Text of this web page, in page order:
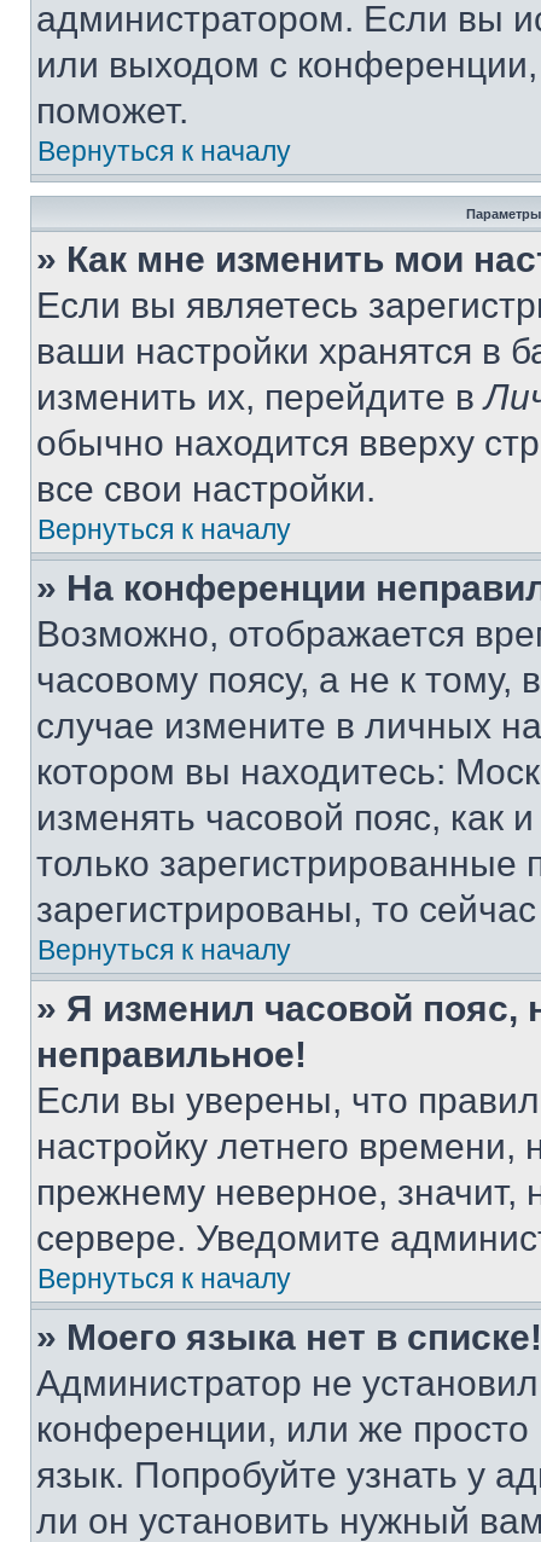
администратором. Если вы
или выходом с
поможет.
Вернуться к началу
Параметры
» Как мне изменить мои
Если вы являетесь
ваши настройки хранятся в
изменить их, перейдите в
обычно находится вверху
все свои настройки.
Вернуться к началу
» На конференции
Возможно, отображается
часовому поясу, а не к тому,
случае измените в личных
котором вы находитесь:
изменять часовой пояс, как
только
зарегистрированы, то
Вернуться к началу
» Я изменил часовой пояс,
неправильное!
Если вы уверены, что
настройку летнего
прежнему неверное, значит,
сервере. Уведомите
Вернуться к началу
» Моего языка нет в списке!
Администратор не
конференции, или же
язык. Попробуйте узнать у
ли он установить нужный